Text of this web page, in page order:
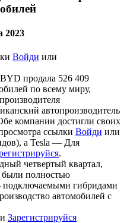
2023​
Войди или
продала 526 409
по всему миру,
автопроизводитель
компании достигли своих
ссылки Войди или
а Tesla — Для
.
четвертый квартал,
были полностью
гибридами
автомобилей с
Зарегистрируйся